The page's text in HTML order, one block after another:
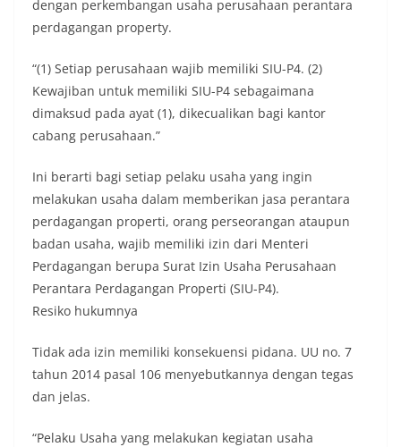
dengan perkembangan usaha perusahaan perantara
perdagangan property.
“(1) Setiap perusahaan wajib memiliki SIU-P4. (2)
Kewajiban untuk memiliki SIU-P4 sebagaimana
dimaksud pada ayat (1), dikecualikan bagi kantor
cabang perusahaan.”
Ini berarti bagi setiap pelaku usaha yang ingin
melakukan usaha dalam memberikan jasa perantara
perdagangan properti, orang perseorangan ataupun
badan usaha, wajib memiliki izin dari Menteri
Perdagangan berupa Surat Izin Usaha Perusahaan
Perantara Perdagangan Properti (SIU-P4).
Resiko hukumnya
Tidak ada izin memiliki konsekuensi pidana. UU no. 7
tahun 2014 pasal 106 menyebutkannya dengan tegas
dan jelas.
“Pelaku Usaha yang melakukan kegiatan usaha